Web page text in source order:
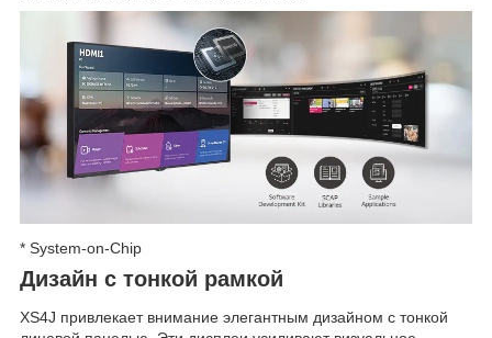
* System-on-Chip
Дизайн с тонкой рамкой
XS4J привлекает внимание элегантным дизайном с тонкой